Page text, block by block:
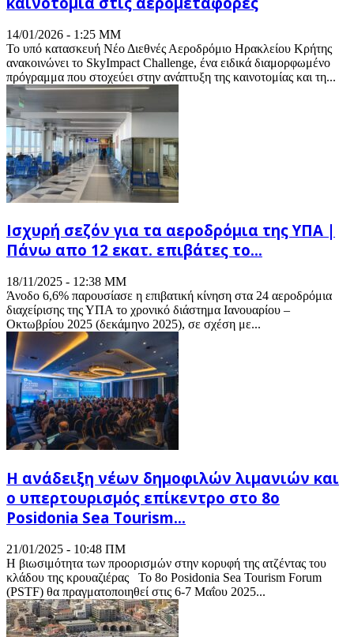
14/01/2026 - 1:25 ΜΜ
Το υπό κατασκευή Νέο Διεθνές Αεροδρόμιο Ηρακλείου Κρήτης
ανακοινώνει το SkyImpact Challenge, ένα ειδικά διαμορφωμένο
πρόγραμμα που στοχεύει στην ανάπτυξη της καινοτομίας και τη...
Ισχυρή σεζόν για τα αεροδρόμια της ΥΠA |
Πάνω απο 12 εκατ. επιβάτες το...
18/11/2025 - 12:38 ΜΜ
Άνοδο 6,6% παρουσίασε η επιβατική κίνηση στα 24 αεροδρόμια
διαχείρισης της ΥΠΑ το χρονικό διάστημα Ιανουαρίου –
Οκτωβρίου 2025 (δεκάμηνο 2025), σε σχέση με...
Η ανάδειξη νέων δημοφιλών λιμανιών και
ο υπερτουρισμός επίκεντρο στο 8ο
Posidonia Sea Tourism...
21/01/2025 - 10:48 ΠΜ
Η βιωσιμότητα των προορισμών στην κορυφή της ατζέντας του
κλάδου της κρουαζιέρας Το 8ο Posidonia Sea Tourism Forum
(PSTF) θα πραγματοποιηθεί στις 6-7 Μαΐου 2025...